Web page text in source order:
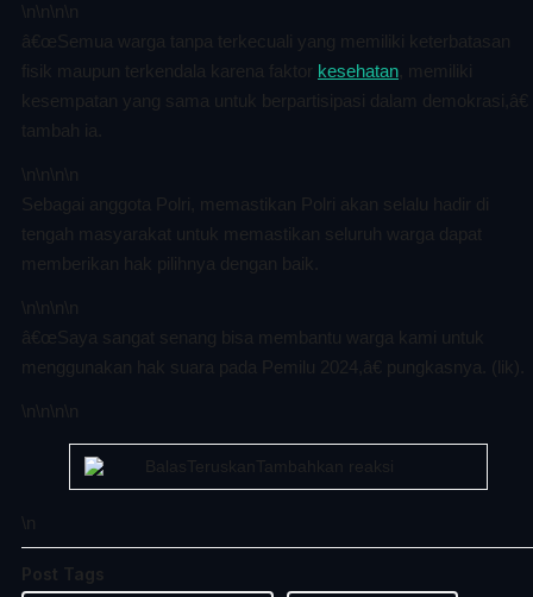
\n\n\n\n
â€œSemua warga tanpa terkecuali yang memiliki keterbatasan
fisik maupun terkendala karena faktor kesehatan , memiliki
kesempatan yang sama untuk berpartisipasi dalam demokrasi,â€
tambah ia.
\n\n\n\n
Sebagai anggota Polri, memastikan Polri akan selalu hadir di
tengah masyarakat untuk memastikan seluruh warga dapat
memberikan hak pilihnya dengan baik.
\n\n\n\n
â€œSaya sangat senang bisa membantu warga kami untuk
menggunakan hak suara pada Pemilu 2024,â€ pungkasnya. (lik).
\n\n\n\n
BalasTeruskanTambahkan reaksi
\n
Post Tags